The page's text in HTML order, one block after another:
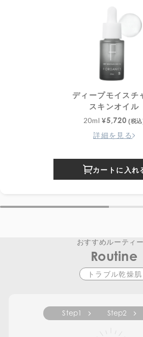
ディープモイスチ
スキンオイル
20ml ¥5,720 (税
詳細を見る
カートに入れ
おすすめルーティ
Routine
トラブル乾燥肌
Step1 Step2